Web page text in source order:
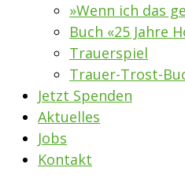
»Wenn ich das
Buch «25 Jahre
Trauerspiel
Trauer-Trost-
Jetzt Spenden
Aktuelles
Jobs
Kontakt